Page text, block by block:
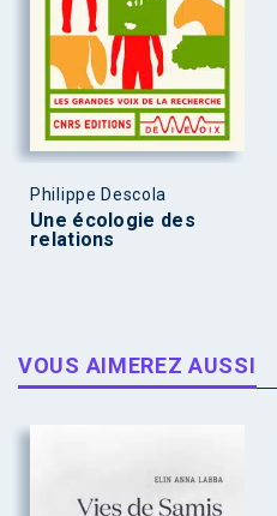
Philippe Descola
Une écologie des
relations
VOUS AIMEREZ AUSSI